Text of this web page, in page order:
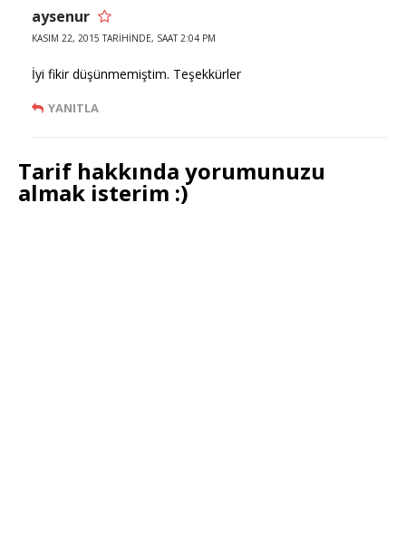
aysenur
KASIM 22, 2015 TARIHINDE, SAAT 2:04 PM
İyi fikir düşünmemiştim. Teşekkürler
YANITLA
Tarif hakkında yorumunuzu
almak isterim :)